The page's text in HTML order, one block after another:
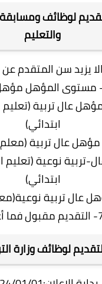
لوظائف ومسابقة
والتعليم
عال تربية
ابتدائي)
تربية نوعية
ابتدائي)
فما أعلى
لوظائف وزارة